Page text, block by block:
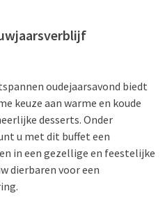
oudejaarsavond biedt
keuze aan warme en koude
desserts. Onder
u met dit buffet een
in een gezellige en feestelijke
dierbaren voor een